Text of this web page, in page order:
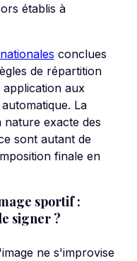
établis à
conclues
de répartition
aux
La
nature exacte des
sont autant de
finale en
sportif :
signer ?
ne s'improvise